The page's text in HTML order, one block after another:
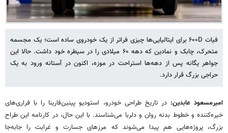
فیات ۶۰۰D برای ایتالیایی‌ها چیزی فراتر از یک خودروی ساده است؛ یک مجسمه
متحرک، چابک و نمادین که دهه ۶۰ میلادی را در سیطره خود داشت. حالا این
جواهر یگانه‌ پس از دهه‌ها استراحت در موزه، اکنون در آستانه ورود به یک
حراجی بزرگ قرار دارد.
امیرمسعود عابدین:در تاریخ طراحی خودرو، استودیو پینین‌فارینا را با فراری‌های
خیره‌کننده و خطوط بدنه روان و دلربا می‌شناسند. با این حال، در کارنامه این طراح
بزرگ، پروژه‌هایی هم پیدا می‌شوند که مرزهای جسارت و غرابت را جابه‌جا